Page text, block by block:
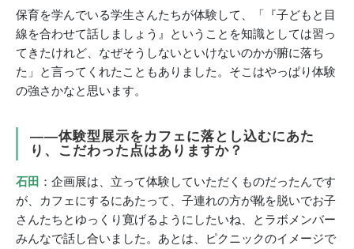
保育を学んでいる学生さんたちが体験して、「『子どもと目
線を合わせて話しましょう』ということを知識としては習っ
てきたけれど、なぜそうしないといけないのかが腑に落ち
た」と言ってくれたこともありました。そこはやっぱり体験
の強さかなと思います。
――体験型展示をカフェに落とし込むにあた
り、こだわった点はありますか？
石田 ：企画展は、立って体験していただくものだったんです
が、カフェにするにあたって、子連れの方が靴を脱いでお子
さんたちとゆっくり寛げるようにしたいね、とラボメンバー
みんなで話し合いました。あとは、ピクニックのイメージで